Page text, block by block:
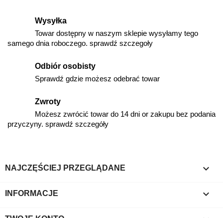
Wysyłka
Towar dostępny w naszym sklepie wysyłamy tego
samego dnia roboczego. sprawdź szczegoły
Odbiór osobisty
Sprawdź gdzie możesz odebrać towar
Zwroty
Możesz zwrócić towar do 14 dni or zakupu bez podania
przyczyny. sprawdź szczegóły
NAJCZĘŚCIEJ PRZEGLĄDANE 
INFORMACJE 